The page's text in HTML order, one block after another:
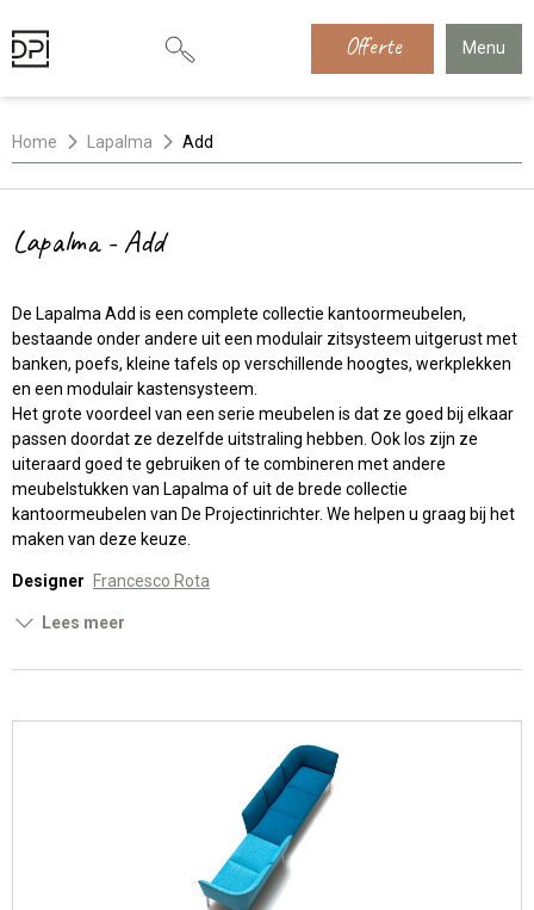
Offerte Menu
Home Lapalma Add
Lapalma - Add
De Lapalma Add is een complete collectie kantoormeubelen,
bestaande onder andere uit een modulair zitsysteem uitgerust met
banken, poefs, kleine tafels op verschillende hoogtes, werkplekken
en een modulair kastensysteem.
Het grote voordeel van een serie meubelen is dat ze goed bij elkaar
passen doordat ze dezelfde uitstraling hebben. Ook los zijn ze
uiteraard goed te gebruiken of te combineren met andere
meubelstukken van Lapalma of uit de brede collectie
kantoormeubelen van De Projectinrichter. We helpen u graag bij het
maken van deze keuze.
Designer Francesco Rota
Lees meer